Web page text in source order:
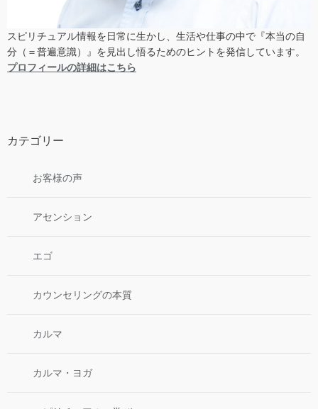
スピリチュアル情報を日常に生かし、生活や仕事の中で『本当の自
分（＝普遍意識）』を見出し悟るためのヒントを発信しています。
プロフィールの詳細はこちら
カテゴリー
お客様の声
アセンション
エゴ
カウンセリングの本質
カルマ
カルマ・ヨガ